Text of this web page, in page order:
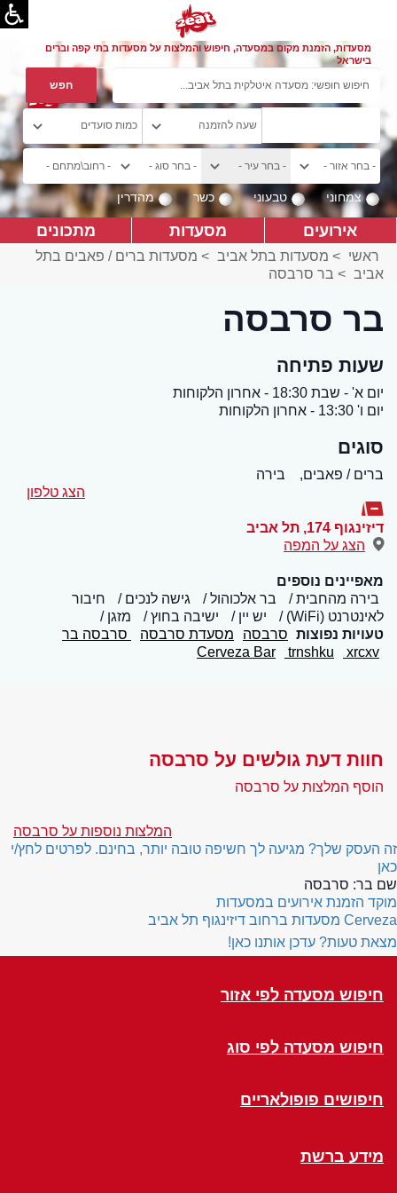
מסעדות, הזמנת מקום במסעדה, חיפוש והמלצות על מסעדות בתי קפה וברים
בישראל
צמחוני טבעוני כשר מהדרין
אירועים מסעדות מתכונים
ראשי > מסעדות בתל אביב > מסעדות ברים / פאבים בתל
אביב > בר סרבסה
בר סרבסה
שעות פתיחה
יום א' - שבת 18:30 - אחרון הלקוחות
יום ו' 13:30 - אחרון הלקוחות
סוגים
ברים / פאבים,
בירה
הצג טלפון
דיזינגוף 174 , תל אביב
הצג על המפה
מאפיינים נוספים
בירה מהחבית
בר אלכוהול גישה לנכים
חיבור
לאינטרנט (WiFi)
יש יין ישיבה בחוץ
מזגן
טעויות נפוצות סרבסה מסעדת סרבסה
סרבסה בר
Cerveza Bar
trnshku xrcxv
חוות דעת גולשים על סרבסה
הוסף המלצות על סרבסה
המלצות נוספות על סרבסה
זה העסק שלך? מגיעה לך חשיפה טובה יותר, בחינם. לפרטים לחץ/י
כאן
שם בר: סרבסה
מוקד הזמנת אירועים במסעדות
Cerveza מסעדות ברחוב דיזינגוף תל אביב
מצאת טעות? עדכן אותנו כאן!
חיפוש מסעדה לפי אזור
חיפוש מסעדה לפי סוג
חיפושים פופולאריים
מידע ברשת